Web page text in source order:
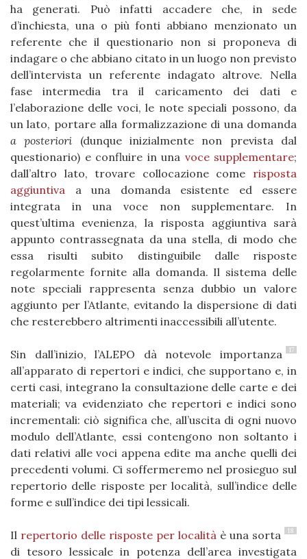
ha generati. Può infatti accadere che, in sede
d’inchiesta, una o più fonti abbiano menzionato un
referente che il questionario non si proponeva di
indagare o che abbiano citato in un luogo non previsto
dell’intervista un referente indagato altrove. Nella
fase intermedia tra il caricamento dei dati e
l’elaborazione delle voci, le note speciali possono, da
un lato, portare alla formalizzazione di una domanda
a posteriori (dunque inizialmente non prevista dal
questionario) e confluire in una voce supplementare;
dall’altro lato, trovare collocazione come risposta
aggiuntiva a una domanda esistente ed essere
integrata in una voce non supplementare. In
quest’ultima evenienza, la risposta aggiuntiva sarà
appunto contrassegnata da una stella, di modo che
essa risulti subito distinguibile dalle risposte
regolarmente fornite alla domanda. Il sistema delle
note speciali rappresenta senza dubbio un valore
aggiunto per l’Atlante, evitando la dispersione di dati
che resterebbero altrimenti inaccessibili all’utente.
17
Sin dall’inizio, l’ALEPO dà notevole importanza
all’apparato di repertori e indici, che supportano e, in
certi casi, integrano la consultazione delle carte e dei
materiali; va evidenziato che repertori e indici sono
incrementali: ciò significa che, all’uscita di ogni nuovo
modulo dell’Atlante, essi contengono non soltanto i
dati relativi alle voci appena edite ma anche quelli dei
precedenti volumi. Ci soffermeremo nel prosieguo sul
repertorio delle risposte per località, sull’indice delle
forme e sull’indice dei tipi lessicali.
18
Il repertorio delle risposte per località è una sorta
di tesoro lessicale in potenza dell’area investigata